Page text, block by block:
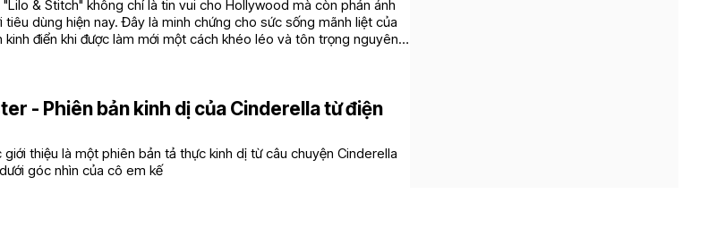
& Stitch" không chỉ là tin vui cho Hollywood mà còn phản ánh
tiêu dùng hiện nay. Đây là minh chứng cho sức sống mãnh liệt của
kinh điển khi được làm mới một cách khéo léo và tôn trọng nguyên
- Phiên bản kinh dị của Cinderella từ điện
thiệu là một phiên bản tả thực kinh dị từ câu chuyện Cinderella
góc nhìn của cô em kế